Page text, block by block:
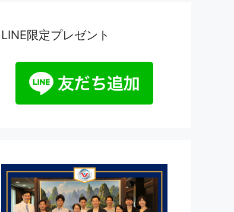
LINE限定プレゼント